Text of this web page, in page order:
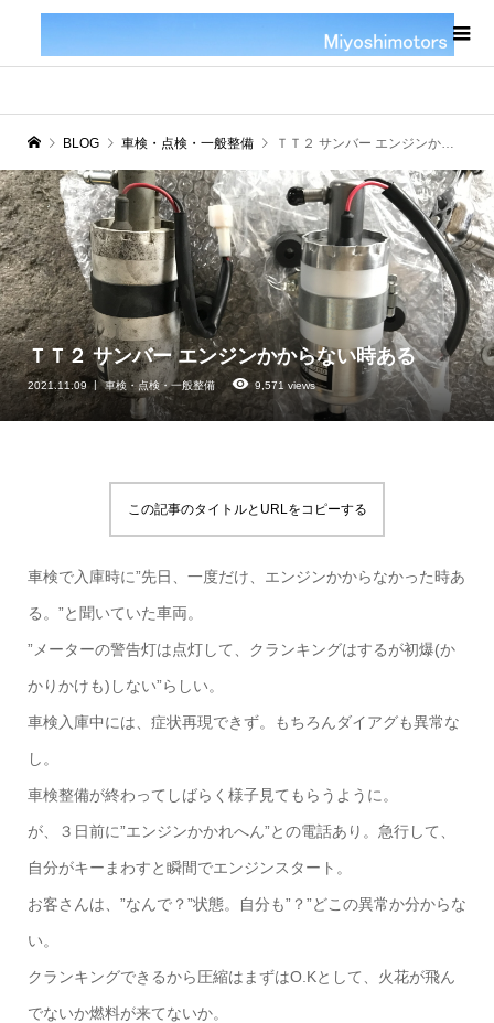
BLOG 車検・点検・一般整備 ＴＴ２ サンバー エンジンかからない時ある
ＴＴ２ サンバー エンジンかからない時ある
2021.11.09 車検・点検・一般整備 9,571 views
この記事のタイトルとURLをコピーする
車検で入庫時に”先日、一度だけ、エンジンかからなかった時あ
る。”と聞いていた車両。
”メーターの警告灯は点灯して、クランキングはするが初爆(か
かりかけも)しない”らしい。
車検入庫中には、症状再現できず。もちろんダイアグも異常な
し。
車検整備が終わってしばらく様子見てもらうように。
が、３日前に”エンジンかかれへん”との電話あり。急行して、
自分がキーまわすと瞬間でエンジンスタート。
お客さんは、”なんで？”状態。自分も”？”どこの異常か分からな
い。
クランキングできるから圧縮はまずはO.Kとして、火花が飛ん
でないか燃料が来てないか。